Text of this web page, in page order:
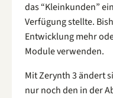
das “Kleinkunden”
Verfügung stellte.
Entwicklung mehr
Module verwenden.
Mit Zerynth 3 ändert
nur noch den in der